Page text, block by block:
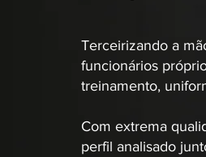
Terceirizando a
funcionários
treinamento,
Com extrema
perfil analisado